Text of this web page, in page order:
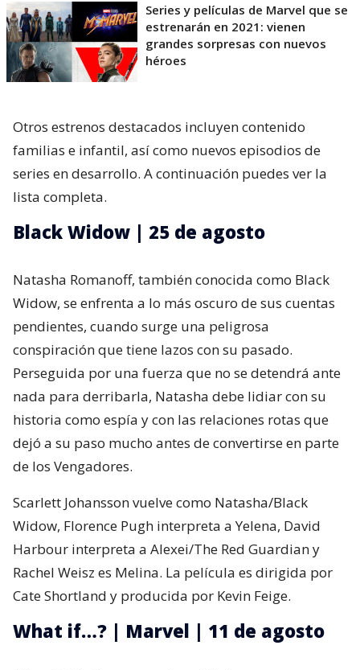
Series y películas de Marvel que se
estrenarán en 2021: vienen
grandes sorpresas con nuevos
héroes
Otros estrenos destacados incluyen contenido
familias e infantil, así como nuevos episodios de
series en desarrollo. A continuación puedes ver la
lista completa.
Black Widow | 25 de agosto
Natasha Romanoff, también conocida como Black
Widow, se enfrenta a lo más oscuro de sus cuentas
pendientes, cuando surge una peligrosa
conspiración que tiene lazos con su pasado.
Perseguida por una fuerza que no se detendrá ante
nada para derribarla, Natasha debe lidiar con su
historia como espía y con las relaciones rotas que
dejó a su paso mucho antes de convertirse en parte
de los Vengadores.
Scarlett Johansson vuelve como Natasha/Black
Widow, Florence Pugh interpreta a Yelena, David
Harbour interpreta a Alexei/The Red Guardian y
Rachel Weisz es Melina. La película es dirigida por
Cate Shortland y producida por Kevin Feige.
What if…? | Marvel | 11 de agosto